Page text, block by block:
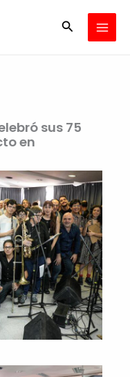
Buscar
sus 75
en